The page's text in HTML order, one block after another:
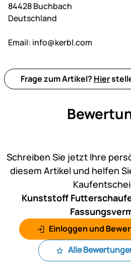
84428 Buchbach
Deutschland
Email: info@kerbl.com
Frage zum Artikel? Hier
Schreiben Sie jetzt Ihre
diesem Artikel und helfen
Kunststoff
Einloggen und
Alle